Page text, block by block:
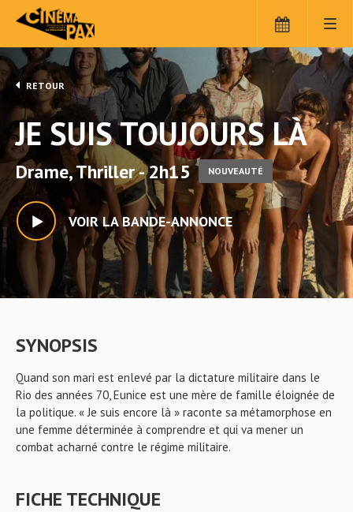
RETOUR
JE SUIS TOUJOURS LÀ
Drame, Thriller - 2h15 NOUVEAUTÉ
VOIR LA BANDE-ANNONCE
SYNOPSIS
Quand son mari est enlevé par la dictature militaire dans le
Rio des années 70, Eunice est une mère de famille éloignée de
la politique. « Je suis encore là » raconte sa métamorphose en
une femme déterminée à comprendre et qui va mener un
combat acharné contre le régime militaire.
FICHE TECHNIQUE